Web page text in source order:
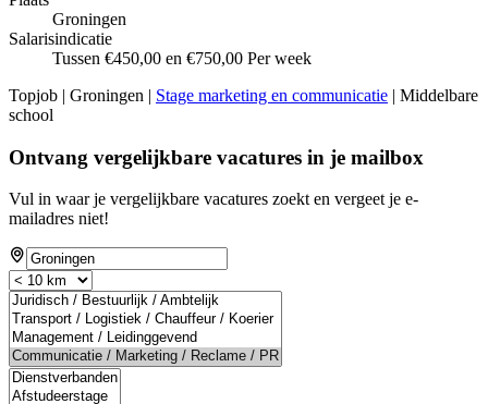
Groningen
Salarisindicatie
Tussen €450,00 en €750,00 Per week
Topjob | Groningen | Stage marketing en communicatie | Middelbare
school
Ontvang vergelijkbare vacatures in je mailbox
Vul in waar je vergelijkbare vacatures zoekt en vergeet je e-
mailadres niet!